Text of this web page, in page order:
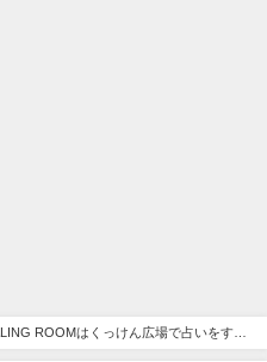
ROOMはくっけん広場で占いをする
ャータロットって？鑑定料金などもご